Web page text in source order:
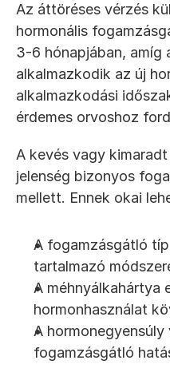
Az áttöréses vérzés
hormonális
3-6 hónapjában, amíg
alkalmazkodik az új
alkalmazkodási
érdemes orvoshoz
A kevés vagy
jelenség bizonyos
mellett. Ennek okai
A fogamzásgátló
tartalmazó
A méhnyálkahártya
hormonhasználat
A hormonegyensúly
fogamzásgátló